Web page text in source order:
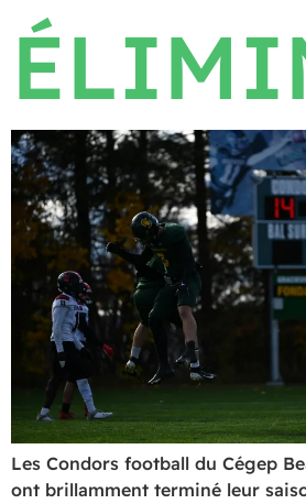
Les Condors football du Cégep
ont brillamment terminé leur